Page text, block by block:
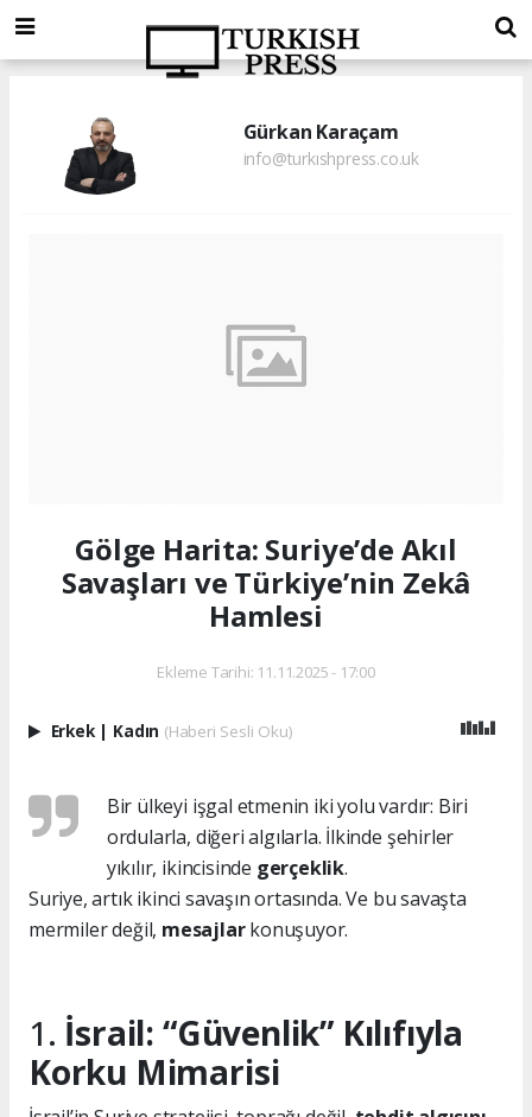
Gürkan Karaçam
info@turkıshpress.co.uk
Gölge Harita: Suriye’de Akıl
Savaşları ve Türkiye’nin Zekâ
Hamlesi
Ekleme Tarihi: 11.11.2025 - 17:00
Erkek | Kadın (Haberi Sesli Oku)
Bir ülkeyi işgal etmenin iki yolu vardır: Biri
ordularla, diğeri algılarla. İlkinde şehirler
yıkılır, ikincisinde gerçeklik.
Suriye, artık ikinci savaşın ortasında. Ve bu savaşta
mermiler değil, mesajlarkonuşuyor.
1. İsrail: “Güvenlik” Kılıfıyla
Korku Mimarisi